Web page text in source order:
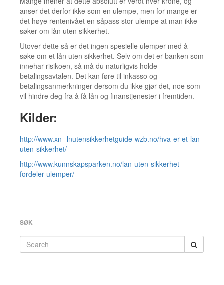
anser det derfor ikke som en ulempe, men for mange er
det høye rentenivået en såpass stor ulempe at man ikke
søker om lån uten sikkerhet.
Utover dette så er det ingen spesielle ulemper med å
søke om et lån uten sikkerhet. Selv om det er banken som
innehar risikoen, så må du naturligvis holde
betalingsavtalen. Det kan føre til inkasso og
betalingsanmerkninger dersom du ikke gjør det, noe som
vil hindre deg fra å få lån og finanstjenester i fremtiden.
Kilder:
http://www.xn--lnutensikkerhetguide-wzb.no/hva-er-et-lan-
uten-sikkerhet/
http://www.kunnskapsparken.no/lan-uten-sikkerhet-
fordeler-ulemper/
SØK
Search
for: